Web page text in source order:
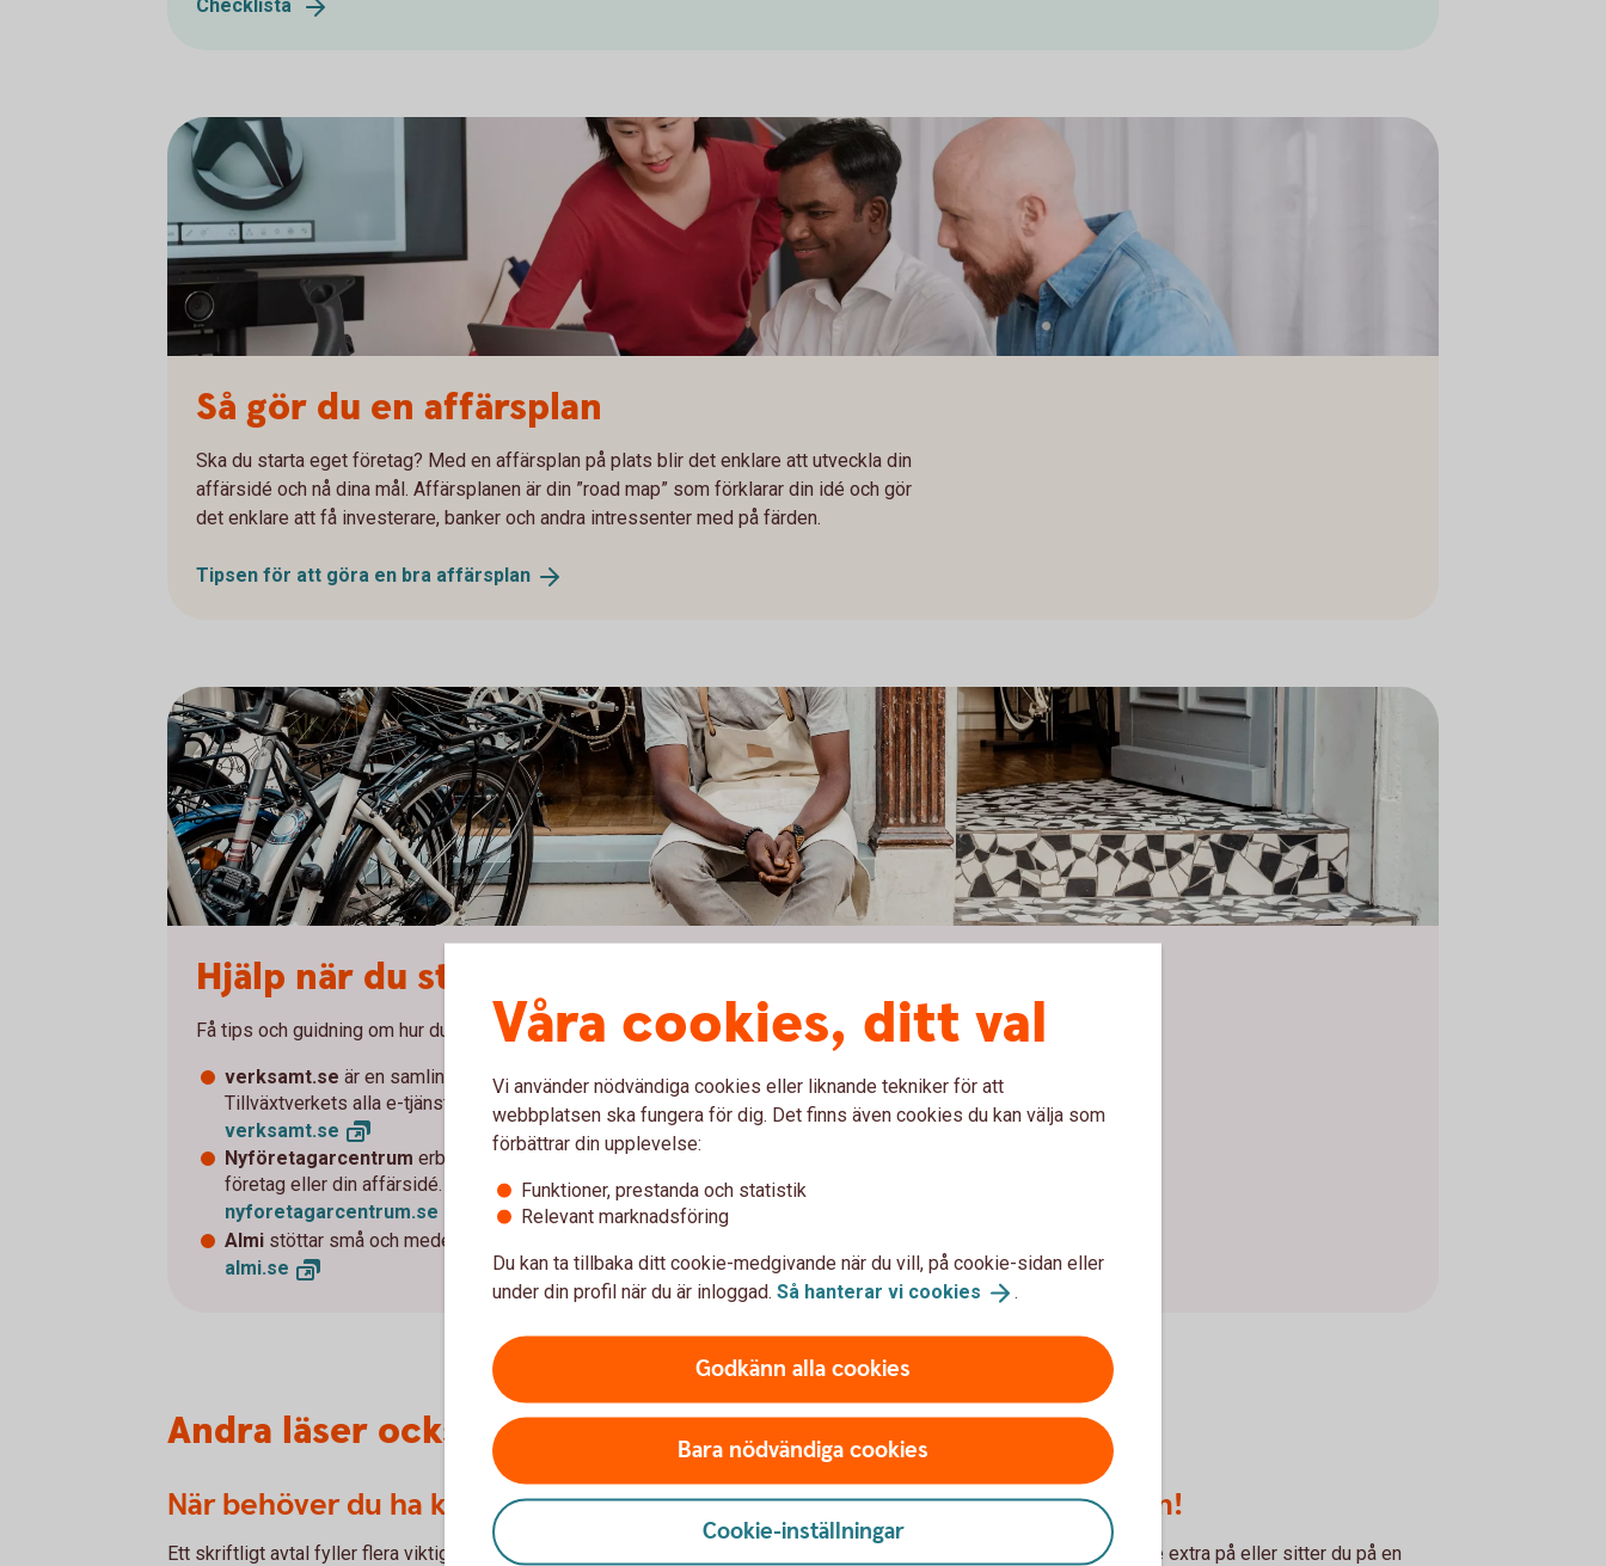
Checklista
Så gör du en affärsplan
Ska du starta eget företag? Med en affärsplan på plats blir det enklare att utveckla din
affärsidé och nå dina mål. Affärsplanen är din ”road map” som förklarar din idé och gör
det enklare att få investerare, banker och andra intressenter med på färden.
Tipsen för att göra en bra affärsplan
Hjälp när du startar eget?
Få tips och guidning om hur du startar och driver företag.
verksamt.se är en samlingsplats för Bolagsverkets, Skatteverkets och
Tillväxtverkets alla e-tjänster.
verksamt.se
Nyföretagarcentrum erbjuder kostnadsfri rådgivning när du behöver hjälp med ditt
företag eller din affärsidé.
nyforetagarcentrum.se
Almi stöttar små och medelstora bolag med lån, riskkapital och affärsutveckling.
almi.se
Andra läser också
När behöver du ha koll på juridiken?
Ett skriftligt avtal fyller flera viktiga syften. Det innebär en trygghet,
Bli din egen, vid sidan om!
Har du en hobby du skulle kunna tjäna lite extra på eller sitter du på en
Våra cookies, ditt val
Vi använder nödvändiga cookies eller liknande tekniker för att
webbplatsen ska fungera för dig. Det finns även cookies du kan välja som
förbättrar din upplevelse:
Funktioner, prestanda och statistik
Relevant marknadsföring
Du kan ta tillbaka ditt cookie-medgivande när du vill, på cookie-sidan eller
under din profil när du är inloggad. Så hanterar vi cookies .
Godkänn alla cookies
Bara nödvändiga cookies
Cookie-inställningar